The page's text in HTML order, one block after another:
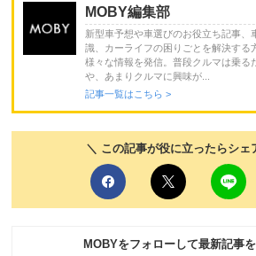
MOBY編集部
新型車予想や車選びのお役立ち記事、
識、カーライフの困りごとを解決する
様々な情報を発信。普段クルマは乗る
や、あまりクルマに興味が...
記事一覧はこちら >
＼ この記事が役に立ったらシェ
MOBYをフォローして最新記事